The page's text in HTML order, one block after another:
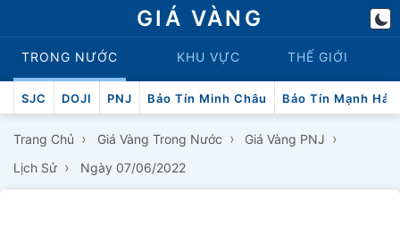
GIÁ VÀNG
TRONG NƯỚC KHU VỰC THẾ GIỚI
SJC DOJI PNJ Bảo Tín Minh Châu Bảo Tín Mạnh Hải
Trang Chủ › Giá Vàng Trong Nước › Giá Vàng PNJ ›
Lịch Sử › Ngày 07/06/2022